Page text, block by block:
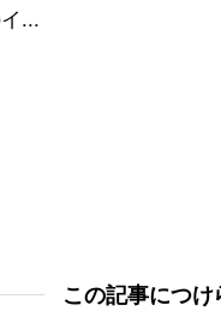
...
この記事につ